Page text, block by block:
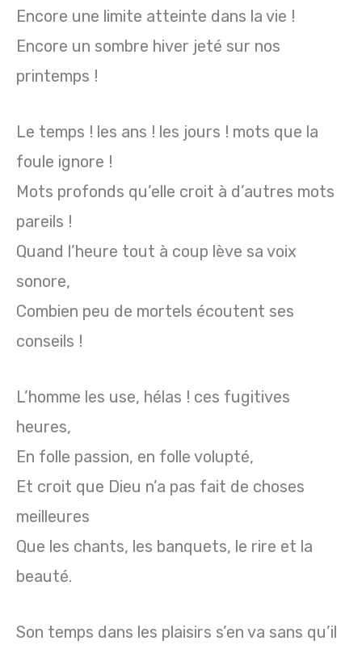
Encore une limite atteinte dans la vie !
Encore un sombre hiver jeté sur nos
printemps !
Le temps ! les ans ! les jours ! mots que la
foule ignore !
Mots profonds qu’elle croit à d’autres mots
pareils !
Quand l’heure tout à coup lève sa voix
sonore,
Combien peu de mortels écoutent ses
conseils !
L’homme les use, hélas ! ces fugitives
heures,
En folle passion, en folle volupté,
Et croit que Dieu n’a pas fait de choses
meilleures
Que les chants, les banquets, le rire et la
beauté.
Son temps dans les plaisirs s’en va sans qu’il